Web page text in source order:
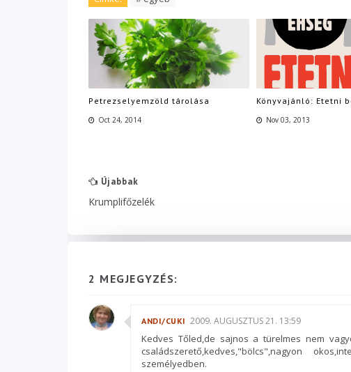
Petrezselyemzöld tárolása
Oct 24, 2014
Könyvajánló: Etetni
Nov 03, 2013
Újabbak
Krumplifőzelék
2 MEGJEGYZÉS:
ANDI/CUKI 2009. AUGUSZTUS 21. 13:59
Kedves Tőled,de sajnos a türelmes nem
családszerető,kedves,"bölcs",nagyon
személyedben.